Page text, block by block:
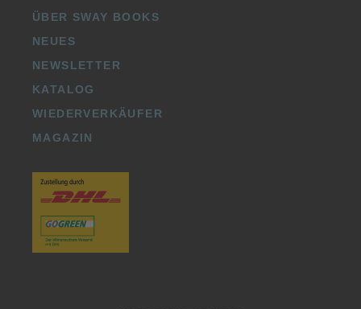
ÜBER SWAY BOOKS
NEUES
NEWSLETTER
KATALOG
WIEDERVERKÄUFER
MAGAZIN